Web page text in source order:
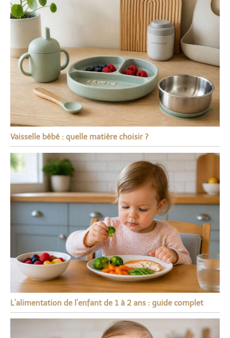
Vaisselle bébé : quelle matière choisir ?
L’alimentation de l’enfant de 1 à 2 ans : guide complet